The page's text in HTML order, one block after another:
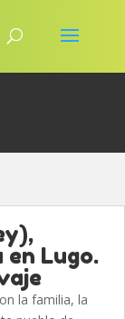
Lugo.
la familia, la